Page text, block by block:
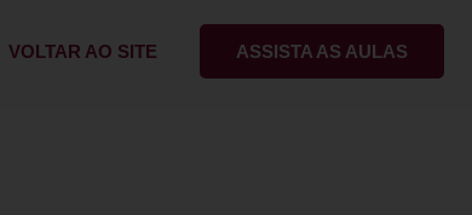
VOLTAR AO SITE ASSISTA AS AULAS